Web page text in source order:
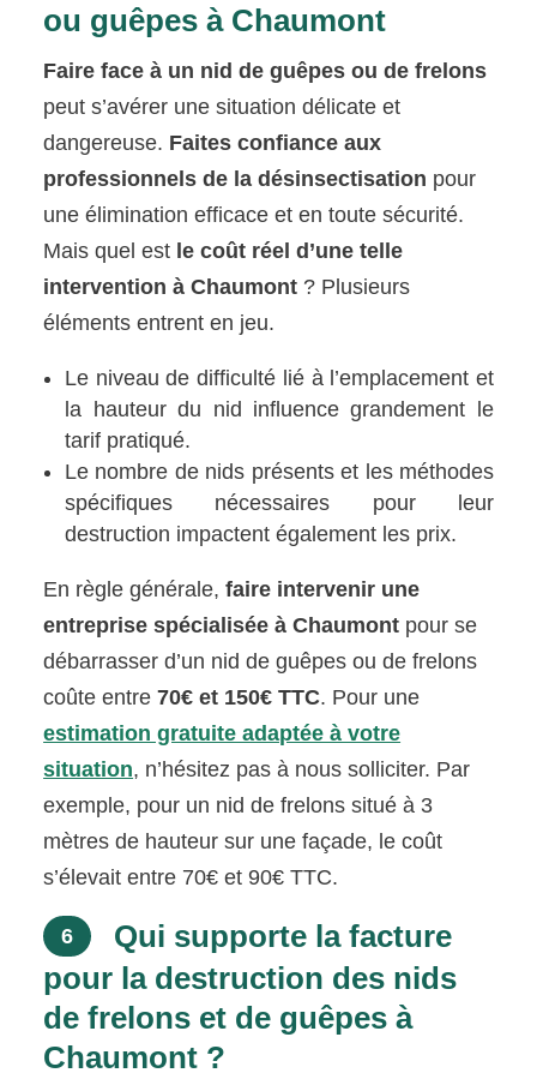
ou guêpes à Chaumont
Faire face à un nid de guêpes ou de frelons
peut s’avérer une situation délicate et
dangereuse. Faites confiance aux
professionnels de la désinsectisation pour
une élimination efficace et en toute sécurité.
Mais quel est le coût réel d’une telle
intervention à Chaumont ? Plusieurs
éléments entrent en jeu.
Le niveau de difficulté lié à l’emplacement et
la hauteur du nid influence grandement le
tarif pratiqué.
Le nombre de nids présents et les méthodes
spécifiques nécessaires pour leur
destruction impactent également les prix.
En règle générale,faire intervenir une
entreprise spécialisée à Chaumont pour se
débarrasser d’un nid de guêpes ou de frelons
coûte entre70€ et 150€ TTC. Pour une
estimation gratuite adaptée à votre
situation, n’hésitez pas à nous solliciter. Par
exemple, pour un nid de frelons situé à 3
mètres de hauteur sur une façade, le coût
s’élevait entre 70€ et 90€ TTC.
6
Qui supporte la facture
pour la destruction des nids
de frelons et de guêpes à
Chaumont ?